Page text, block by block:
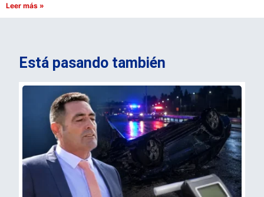
Leer más »
Está pasando también